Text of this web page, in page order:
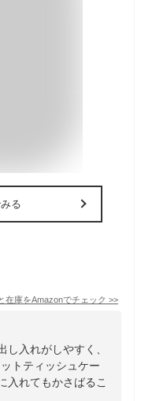
る
在庫をAmazonでチェック >>
入れがしやすく、
トティッシュケー
入れてもかさばるこ